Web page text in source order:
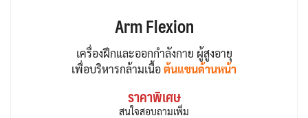
Arm Flexion
เครื่องฝึกและออกกำลังกาย ผู้สูงอายุ
เพื่อบริหารกล้ามเนื้อต้นแขนด้านหน้า
ราคาพิเศษ
สนใจสอบถามเพิ่ม